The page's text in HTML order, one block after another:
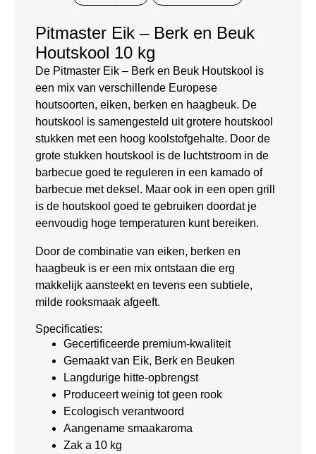
Pitmaster Eik – Berk en Beuk
Houtskool 10 kg
De Pitmaster Eik – Berk en Beuk Houtskool is
een mix van verschillende Europese
houtsoorten, eiken, berken en haagbeuk. De
houtskool is samengesteld uit grotere houtskool
stukken met een hoog koolstofgehalte. Door de
grote stukken houtskool is de luchtstroom in de
barbecue goed te reguleren in een kamado of
barbecue met deksel. Maar ook in een open grill
is de houtskool goed te gebruiken doordat je
eenvoudig hoge temperaturen kunt bereiken.
Door de combinatie van eiken, berken en
haagbeuk is er een mix ontstaan die erg
makkelijk aansteekt en tevens een subtiele,
milde rooksmaak afgeeft.
Specificaties:
Gecertificeerde premium-kwaliteit
Gemaakt van Eik, Berk en Beuken
Langdurige hitte-opbrengst
Produceert weinig tot geen rook
Ecologisch verantwoord
Aangename smaakaroma
Zak a 10 kg